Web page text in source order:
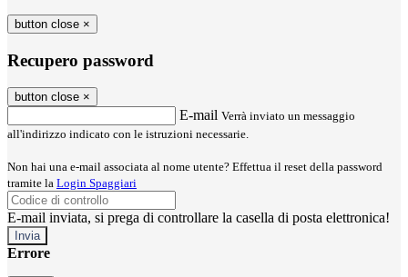
button close ×
Recupero password
button close ×
E-mail Verrà inviato un messaggio
all'indirizzo indicato con le istruzioni necessarie.
Non hai una e-mail associata al nome utente? Effettua il reset della password
tramite la Login Spaggiari
E-mail inviata, si prega di controllare la casella di posta elettronica!
Errore